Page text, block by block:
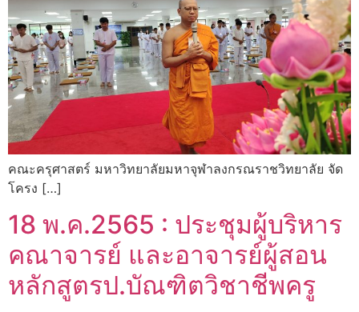
คณะครุศาสตร์ มหาวิทยาลัยมหาจุฬาลงกรณราชวิทยาลัย จัด
โครง […]
18 พ.ค.2565 : ประชุมผู้บริหาร
คณาจารย์ และอาจารย์ผู้สอน
หลักสูตรป.บัณฑิตวิชาชีพครู